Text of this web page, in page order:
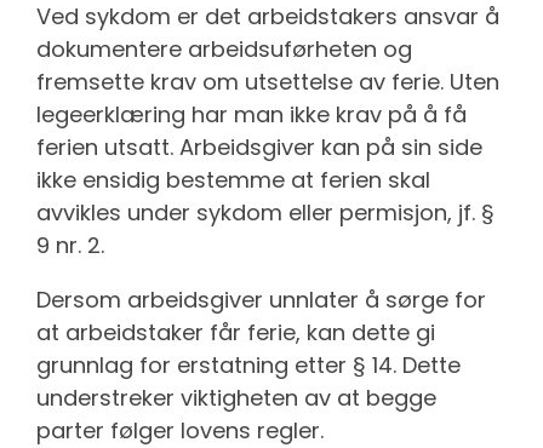
Ved sykdom er det arbeidstakers ansvar å
dokumentere arbeidsuførheten og
fremsette krav om utsettelse av ferie. Uten
legeerklæring har man ikke krav på å få
ferien utsatt. Arbeidsgiver kan på sin side
ikke ensidig bestemme at ferien skal
avvikles under sykdom eller permisjon, jf. §
9 nr. 2.
Dersom arbeidsgiver unnlater å sørge for
at arbeidstaker får ferie, kan dette gi
grunnlag for erstatning etter § 14. Dette
understreker viktigheten av at begge
parter følger lovens regler.